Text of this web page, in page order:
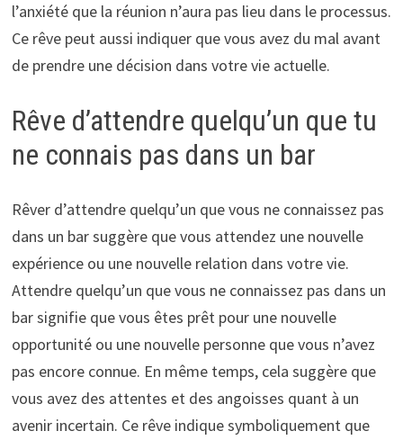
l’anxiété que la réunion n’aura pas lieu dans le processus.
Ce rêve peut aussi indiquer que vous avez du mal avant
de prendre une décision dans votre vie actuelle.
Rêve d’attendre quelqu’un que tu
ne connais pas dans un bar
Rêver d’attendre quelqu’un que vous ne connaissez pas
dans un bar suggère que vous attendez une nouvelle
expérience ou une nouvelle relation dans votre vie.
Attendre quelqu’un que vous ne connaissez pas dans un
bar signifie que vous êtes prêt pour une nouvelle
opportunité ou une nouvelle personne que vous n’avez
pas encore connue. En même temps, cela suggère que
vous avez des attentes et des angoisses quant à un
avenir incertain. Ce rêve indique symboliquement que